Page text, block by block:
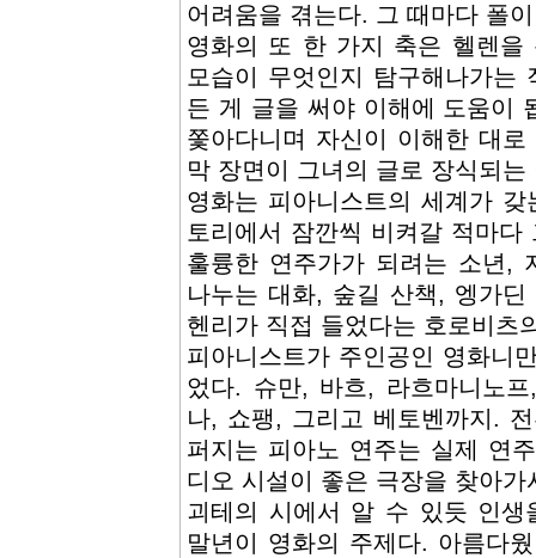
어려움을 겪는다. 그 때마다 폴
영화의 또 한 가지 축은 헬렌
모습이 무엇인지 탐구해나가는
든 게 글을 써야 이해에 도움이
쫓아다니며 자신이 이해한 대
막 장면이 그녀의 글로 장식되는
영화는 피아니스트의 세계가
토리에서 잠깐씩 비켜갈 적마
훌륭한 연주가가 되려는 소년,
나누는 대화, 숲길 산책, 엥가
헨리가 직접 들었다는 호로비츠
피아니스트가 주인공인 영화니
었다. 슈만, 바흐, 라흐마니노
나, 쇼팽, 그리고 베토벤까지.
퍼지는 피아노 연주는 실제 연
디오 시설이 좋은 극장을 찾아가
괴테의 시에서 알 수 있듯 인생
말년이 영화의 주제다. 아름다